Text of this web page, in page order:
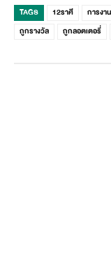
TAGS 12ราศี การงา
ถูกรางวัล
ถูกลอตเตอรี่